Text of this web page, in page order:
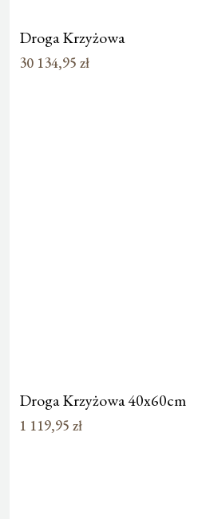
Droga Krzyżowa
30 134,95 zł
Droga Krzyżowa 40x60cm
1 119,95 zł